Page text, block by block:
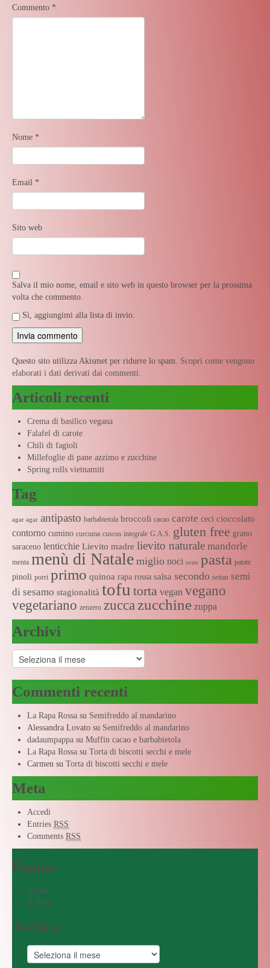
Commento *
Nome *
Email *
Sito web
Salva il mio nome, email e sito web in questo browser per la prossima
volta che commento.
Sì, aggiungimi alla lista di invio.
Questo sito utilizza Akismet per ridurre lo spam. Scopri come vengono
elaborati i dati derivati dai commenti
Articoli recenti
Crema di basilico vegana
Falafel di carote
Chili di fagioli
Millefoglie di pane azzimo e zucchine
Spring rolls vietnamiti
Tag
agar agar antipasto barbabietola broccoli cacao carote ceci cioccolato
contorno cumino curcuma cuscus integrale G.A.S. gluten free grano
saraceno lenticchie Lievito madre lievito naturale mandorle
menta menù di Natale miglio noci orzo pasta patate
pinoli porri primo quinoa rapa rossa salsa secondo seitan semi
di sesamo stagionalità tofu torta vegan vegano
vegetariano zenzero zucca zucchine zuppa
Archivi
Archivi
Commenti recenti
La Rapa Rossa su Semifreddo al mandarino
Alessandra Lovato su Semifreddo al mandarino
dadaumpappa su Muffin cacao e barbabietola
La Rapa Rossa su Torta di biscotti secchi e mele
Carmen su Torta di biscotti secchi e mele
Meta
Accedi
Entries RSS
Comments RSS
Pagine
About
Il Blog
Archivi